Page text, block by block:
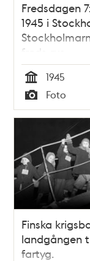
Fredsdagen
1945 i
freds-rus ...
Tid
1945
Typ
Foto
Finska
landgången
fartyg.